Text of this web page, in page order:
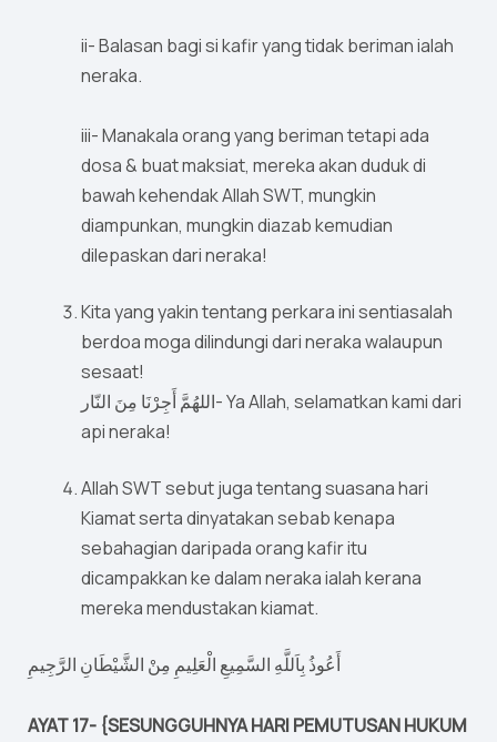
ii- Balasan bagi si kafir yang tidak beriman ialah
neraka.
iii- Manakala orang yang beriman tetapi ada
dosa & buat maksiat, mereka akan duduk di
bawah kehendak Allah SWT, mungkin
diampunkan, mungkin diazab kemudian
dilepaskan dari neraka!
Kita yang yakin tentang perkara ini sentiasalah
berdoa moga dilindungi dari neraka walaupun
sesaat!
اللهُمَّ أَجِرْنَا مِنَ النّار- Ya Allah, selamatkan kami dari
api neraka!
Allah SWT sebut juga tentang suasana hari
Kiamat serta dinyatakan sebab kenapa
sebahagian daripada orang kafir itu
dicampakkan ke dalam neraka ialah kerana
mereka mendustakan kiamat.
أَعُوذُ بِاَللَّهِ السَّمِيعِ الْعَلِيمِ مِنْ الشَّيْطَانِ الرَّجِيمِ
AYAT 17- {SESUNGGUHNYA HARI PEMUTUSAN HUKUM